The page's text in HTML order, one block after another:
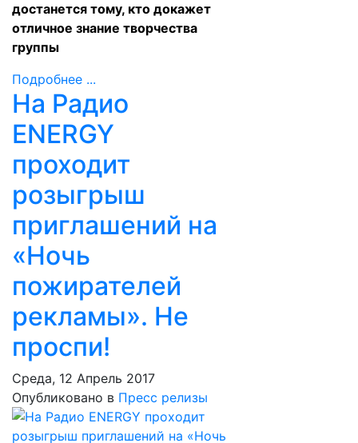
достанется тому, кто докажет
отличное знание творчества
группы
Подробнее ...
На Радио
ENERGY
проходит
розыгрыш
приглашений на
«Ночь
пожирателей
рекламы». Не
проспи!
Среда, 12 Апрель 2017
Опубликовано в Пресс релизы